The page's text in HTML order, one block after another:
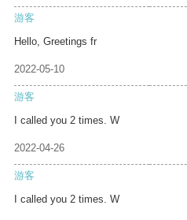
游客
Hello, Greetings fr
2022-05-10
游客
I called you 2 times. W
2022-04-26
游客
I called you 2 times. W